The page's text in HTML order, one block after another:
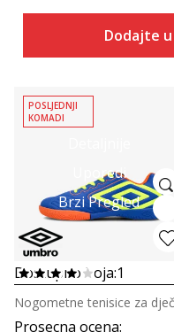
Dodajte u
Uporedi
Brzi Pregled
POSLJEDNJI
KOMADI
Dostupno boja:1
Prosecna ocena: